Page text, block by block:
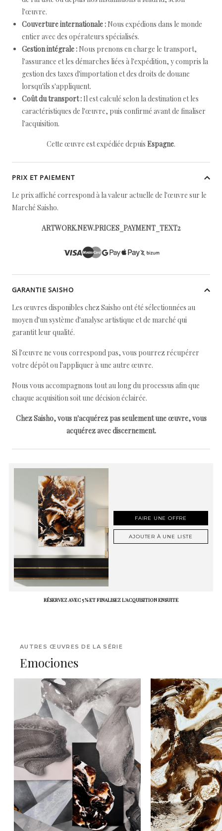
l'œuvre.
Couverture internationale : Nous expédions dans le monde
entier avec des opérateurs spécialisés.
Gestion intégrale : Nous prenons en charge le transport,
l'assurance et les démarches liées à l'expédition, y compris la
gestion des taxes d'importation et des droits de douane
lorsqu'ils s'appliquent.
Coût du transport : Il est calculé selon la destination et les
caractéristiques de l'œuvre, puis confirmé avant de finaliser
l'acquisition.
Cette œuvre est expédiée depuis Espagne.
PRIX ET PAIEMENT
Le prix affiché correspond à la valeur actuelle de l'œuvre sur le
Marché Saisho.
ARTWORK.NEW.PRICES_PAYMENT_TEXT2
GARANTIE SAISHO
Les œuvres disponibles chez Saisho ont été sélectionnées au
moyen d'un système d'analyse artistique et de marché qui
garantit leur qualité.
Si l'œuvre ne vous correspond pas, vous pourrez récupérer
votre dépôt ou l'appliquer à une autre œuvre.
Nous vous accompagnons tout au long du processus afin que
chaque acquisition soit une décision éclairée.
Chez Saisho, vous n'acquérez pas seulement une œuvre, vous
acquérez avec discernement.
FAIRE UNE OFFRE
AJOUTER À UNE LISTE
RÉSERVEZ AVEC 5 % ET FINALISEZ L'ACQUISITION ENSUITE
AUTRES ŒUVRES DE LA SÉRIE
Emociones